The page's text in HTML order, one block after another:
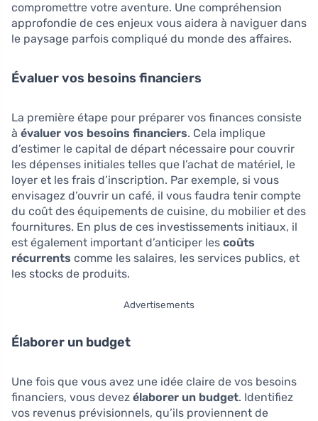
compromettre votre aventure. Une compréhension
approfondie de ces enjeux vous aidera à naviguer dans
le paysage parfois compliqué du monde des affaires.
Évaluer vos besoins financiers
La première étape pour préparer vos finances consiste
à évaluer vos besoins financiers. Cela implique
d’estimer le capital de départ nécessaire pour couvrir
les dépenses initiales telles que l’achat de matériel, le
loyer et les frais d’inscription. Par exemple, si vous
envisagez d’ouvrir un café, il vous faudra tenir compte
du coût des équipements de cuisine, du mobilier et des
fournitures. En plus de ces investissements initiaux, il
est également important d’anticiper les coûts
récurrents comme les salaires, les services publics, et
les stocks de produits.
Advertisements
Élaborer un budget
Une fois que vous avez une idée claire de vos besoins
financiers, vous devez élaborer un budget. Identifiez
vos revenus prévisionnels, qu’ils proviennent de